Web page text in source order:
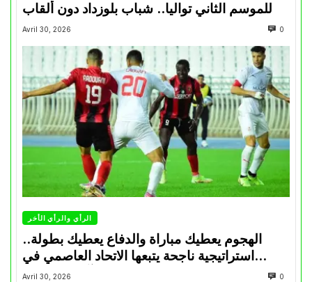
للموسم الثاني تواليا.. شباب بلوزداد دون ألقاب
Avril 30, 2026 0
الرأي والرأي الأخر
الهجوم يعطيك مباراة والدفاع يعطيك بطولة..
استراتيجية ناجحة يتبعها الاتحاد العاصمي في
تتويجاته آخر السنوات
Avril 30, 2026 0